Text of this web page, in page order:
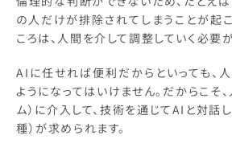
の人だけが排除されてしまうことが起こ
ころは、人間を介して調整していく必要
AIに任せれば便利だからといっても、
ようになってはいけません。だからこそ
ム）に介入して、技術を通じてAIと対話
種）が求められます。